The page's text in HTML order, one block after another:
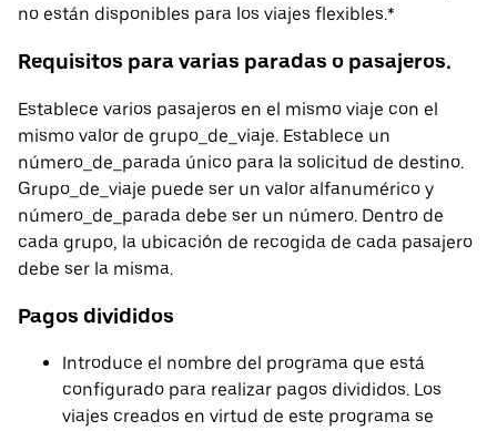
no están disponibles para los viajes flexibles.*
Requisitos para varias paradas o pasajeros.
Establece varios pasajeros en el mismo viaje con el
mismo valor de grupo_de_viaje. Establece un
número_de_parada único para la solicitud de destino.
Grupo_de_viaje puede ser un valor alfanumérico y
número_de_parada debe ser un número. Dentro de
cada grupo, la ubicación de recogida de cada pasajero
debe ser la misma.
Pagos divididos
Introduce el nombre del programa que está
configurado para realizar pagos divididos. Los
viajes creados en virtud de este programa se